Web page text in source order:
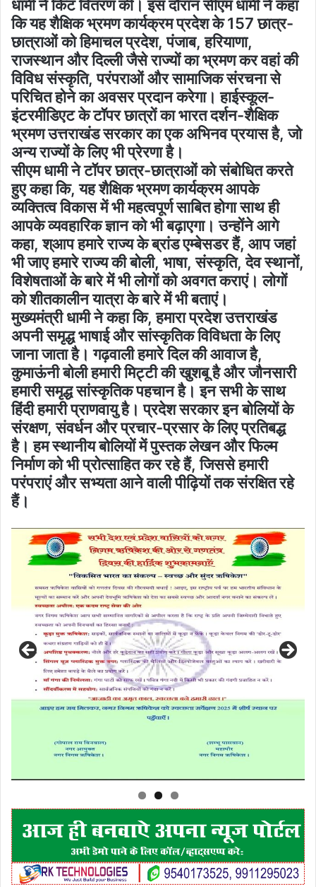
धामी ने किट वितरण की। इस दौरान सीएम धामी ने कहा
कि यह शैक्षिक भ्रमण कार्यक्रम प्रदेश के 157 छात्र-
छात्राओं को हिमाचल प्रदेश, पंजाब, हरियाणा,
राजस्थान और दिल्ली जैसे राज्यों का भ्रमण कर वहां की
विविध संस्कृति, परंपराओं और सामाजिक संरचना से
परिचित होने का अवसर प्रदान करेगा। हाईस्कूल-
इंटरमीडिएट के टॉपर छात्रों का भारत दर्शन-शैक्षिक
भ्रमण उत्तराखंड सरकार का एक अभिनव प्रयास है, जो
अन्य राज्यों के लिए भी प्रेरणा है।
सीएम धामी ने टॉपर छात्र-छात्राओं को संबोधित करते
हुए कहा कि, यह शैक्षिक भ्रमण कार्यक्रम आपके
व्यक्तित्व विकास में भी महत्वपूर्ण साबित होगा साथ ही
आपके व्यवहारिक ज्ञान को भी बढ़ाएगा। उन्होंने आगे
कहा, श्आप हमारे राज्य के ब्रांड एम्बेसडर हैं, आप जहां
भी जाए हमारे राज्य की बोली, भाषा, संस्कृति, देव स्थानों,
विशेषताओं के बारे में भी लोगों को अवगत कराएं। लोगों
को शीतकालीन यात्रा के बारे में भी बताएं।
मुख्यमंत्री धामी ने कहा कि, हमारा प्रदेश उत्तराखंड
अपनी समृद्ध भाषाई और सांस्कृतिक विविधता के लिए
जाना जाता है। गढ़वाली हमारे दिल की आवाज है,
कुमाऊंनी बोली हमारी मिट्टी की खुशबू है और जौनसारी
हमारी समृद्ध सांस्कृतिक पहचान है। इन सभी के साथ
हिंदी हमारी प्राणवायु है। प्रदेश सरकार इन बोलियों के
संरक्षण, संवर्धन और प्रचार-प्रसार के लिए प्रतिबद्ध
है। हम स्थानीय बोलियों में पुस्तक लेखन और फिल्म
निर्माण को भी प्रोत्साहित कर रहे हैं, जिससे हमारी
परंपराएं और सभ्यता आने वाली पीढ़ियों तक संरक्षित रहे
हैं।